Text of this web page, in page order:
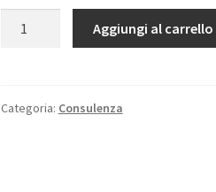
riservato
Aggiungi al carrello
Categoria: Consulenza